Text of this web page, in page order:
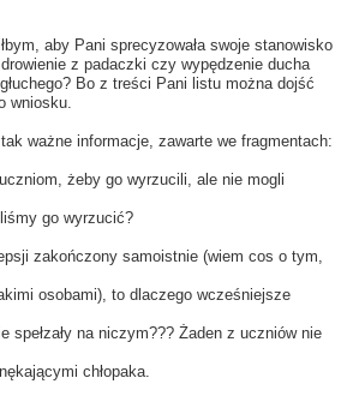
aby Pani sprecyzowała swoje stanowisko
z padaczki czy wypędzenie ducha
Bo z treści Pani listu można dojść
wniosku.
ważne informacje, zawarte we fragmentach:
żeby go wyrzucili, ale nie mogli
go wyrzucić?
zakończony samoistnie (wiem cos o tym,
osobami), to dlaczego wcześniejsze
spełzały na niczym??? Żaden z uczniów nie
chłopaka.